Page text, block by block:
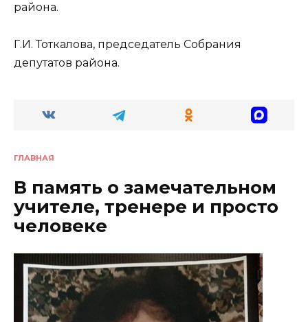
района.
Г.И. Тоткалова, председатель Собрания
депутатов района.
ГЛАВНАЯ
В память о замечательном
учителе, тренере и просто
человеке